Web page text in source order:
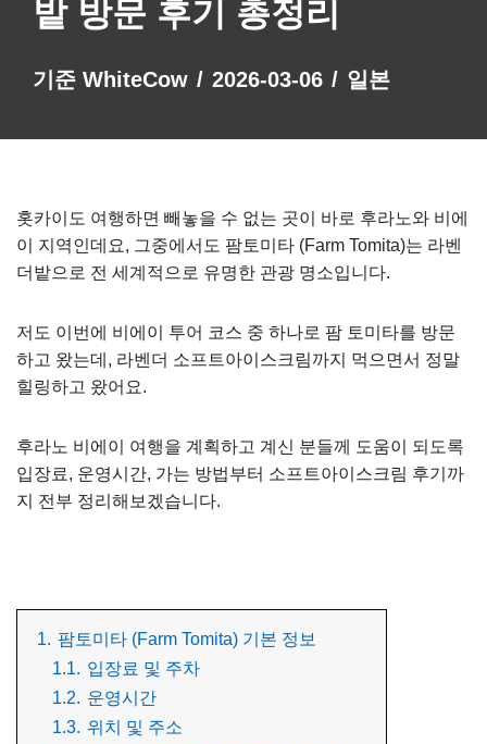
밭 방문 후기 총정리
기준 WhiteCow 2026-03-06 일본
홋카이도 여행하면 빼놓을 수 없는 곳이 바로 후라노와 비에
이 지역인데요, 그중에서도 팜토미타 (Farm Tomita)는 라벤
더밭으로 전 세계적으로 유명한 관광 명소입니다.
저도 이번에 비에이 투어 코스 중 하나로 팜 토미타를 방문
하고 왔는데, 라벤더 소프트아이스크림까지 먹으면서 정말
힐링하고 왔어요.
후라노 비에이 여행을 계획하고 계신 분들께 도움이 되도록
입장료, 운영시간, 가는 방법부터 소프트아이스크림 후기까
지 전부 정리해보겠습니다.
1. 팜토미타 (Farm Tomita) 기본 정보
1.1. 입장료 및 주차
1.2. 운영시간
1.3. 위치 및 주소